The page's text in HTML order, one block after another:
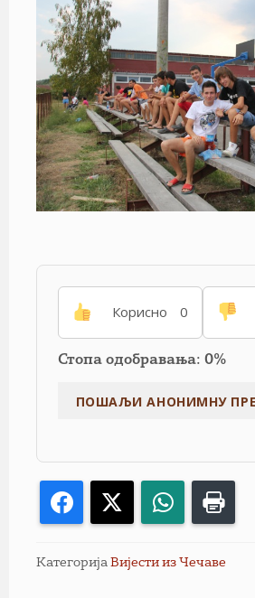
Корисно 0
Стопа одобравања: 0%
Facebook WhatsApp
Категорија Вијести из Чечаве